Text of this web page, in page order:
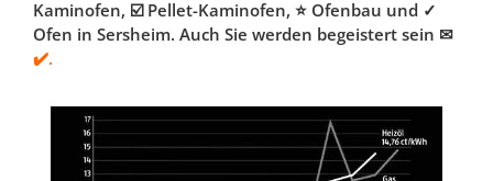
Kaminofen, ☑️ Pellet-Kaminofen, ⭐ Ofenbau und ✓
Ofen in Sersheim. Auch Sie werden begeistert sein ✉
✔️.